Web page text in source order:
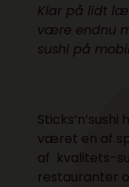
Klar på lidt
være endnu
sushi på
været en af
af kvalitets-
restauranter